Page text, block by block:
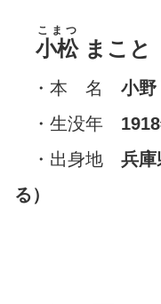
小松
こまつ
まこと
・本 名 小野
・生没年
・出身地 兵庫
る）